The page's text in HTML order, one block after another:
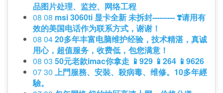
品图片处理、监控、网络工程
08 08 msi 3060ti 显卡全新 未拆封--------- ❣️请用有
效的美国电话作为联系方式，谢谢！
08 0420多年丰富电脑维护经验，技术精湛，真诚
用心，超值服务，收费低，包您满意！
08 03 50元老款imac你拿走 📱929 📱264 📱9626
07 30 上門服務、安裝、殺病毒、维修。10多年經
驗。